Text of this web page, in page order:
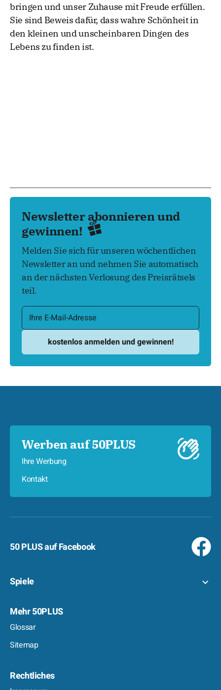
bringen und unser Zuhause mit Freude erfüllen.
Sie sind Beweis dafür, dass wahre Schönheit in
den kleinen und unscheinbaren Dingen des
Lebens zu finden ist.
Newsletter abonnieren und
gewinnen!
Melden Sie sich für unseren wöchentlichen
Newsletter an und nehmen Sie automatisch
an der nächsten Verlosung des Preisrätsels
teil.
Werben auf 50PLUS
Ihre Werbung
Kontakt
50 PLUS auf Facebook
Spiele
Mehr 50PLUS
Glossar
Sitemap
Rechtliches